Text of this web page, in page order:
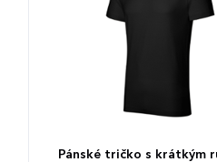
Pánské tričko s krátkým